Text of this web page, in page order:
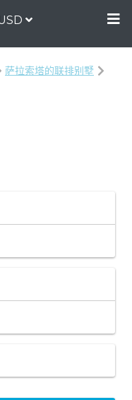
萨拉索塔的联排别墅